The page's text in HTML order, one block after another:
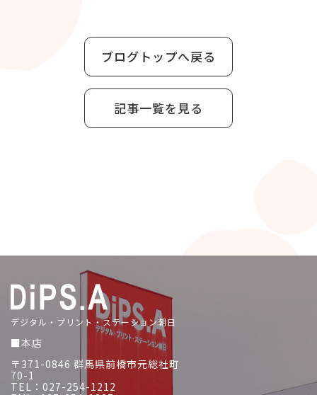
ブログトップへ戻る
記事一覧を見る
デジタル・プリント・ステーション朝日
■本店
〒371-0846 群馬県前橋市元総社町
70-1
TEL：027-254-1212